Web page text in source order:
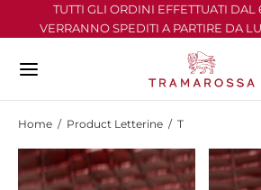
TUTTI GLI ORDINI EFFETTUATI DAL
VERRANNO SPEDITI A PARTIRE DA
Home / Product Letterine / T
Back
Back
Back
Back
Back